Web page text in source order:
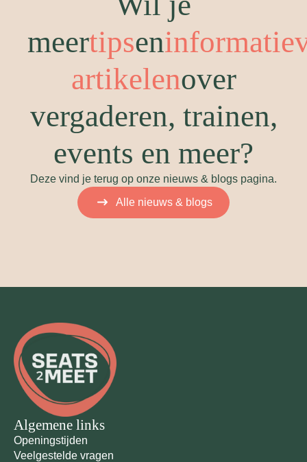
meertipsen
artikelenover
vergaderen, trainen,
events en meer?
Deze vind je terug op onze nieuws & blogs pagina.
Alle nieuws & blogs
Algemene links
Openingstijden
Veelgestelde vragen